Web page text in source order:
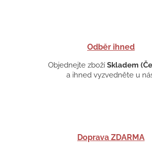
Odběr ihned
Objednejte zboží Skladem
a ihned vyzvedněte u
Doprava ZDARMA